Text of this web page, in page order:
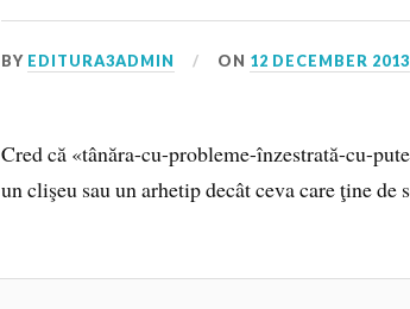
BY EDITURA3ADMIN ON 12 DECEMBER 2013
Cred că «tânăra-cu-probleme-înzestrată-cu-
un clişeu sau un arhetip decât ceva care ţine